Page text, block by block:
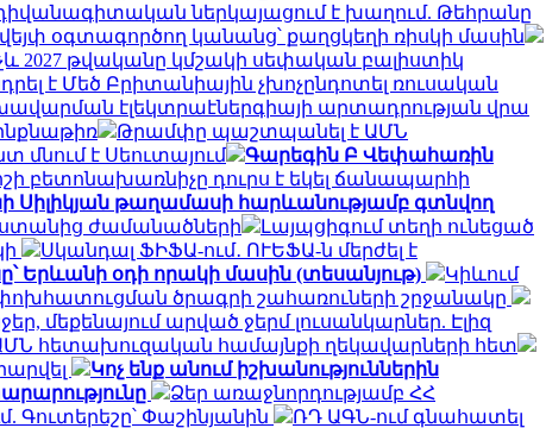
ներկայացում է խաղում. Թեհրանը
վեյփ օգտագործող կանանց՝ քաղցկեղի ռիսկի մասին
2027 թվականը կմշակի սեփական բալիստիկ
է Մեծ Բրիտանիային չխոչընդոտել ռուսական
էլեկտրաէներգիայի արտադրության վրա
Թրամփը պաշտպանել է ԱՄՆ
մնում է Սեուտայում
Գարեգին Բ Վեփահառին
բետոնախառնիչը դուրս է եկել ճանապարհի
Սիլիկյան թաղամասի հարևանությամբ գտնվող
ժամանածների
Լայպցիգում տեղի ունեցած
Սկանդալ ՖԻՖԱ-ում․ ՈՒԵՖԱ-ն մերժել է
Երևանի օդի որակի մասին (տեսանյութ)
Կիևում
ծրագրի շահառուների շրջանակը
մեքենայում արված ջերմ լուսանկարներ. Էլիզ
հետախուզական համայնքի ղեկավարների հետ
Կոչ ենք անում իշխանություններին
Ձեր առաջնորդությամբ ՀՀ
Փաշինյանին
ՌԴ ԱԳՆ-ում գնահատել